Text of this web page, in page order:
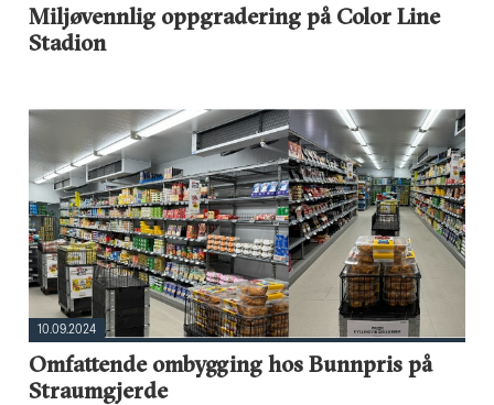
Miljøvennlig oppgradering på Color Line
Stadion
10.09.2024
Omfattende ombygging hos Bunnpris på
Straumgjerde